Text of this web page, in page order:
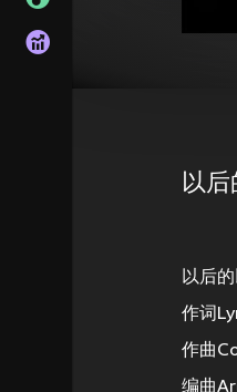
以
以后
作词
作曲
编曲